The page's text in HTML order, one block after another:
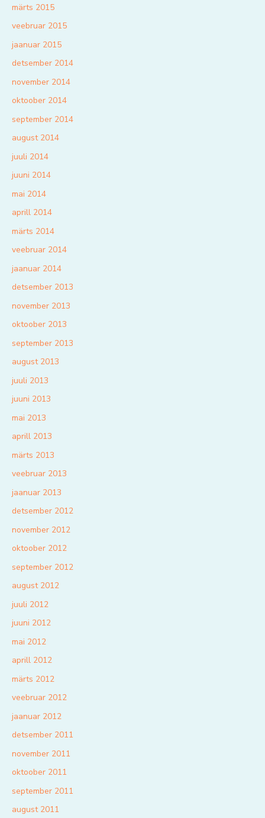
märts 2015
veebruar 2015
jaanuar 2015
detsember 2014
november 2014
oktoober 2014
september 2014
august 2014
juuli 2014
juuni 2014
mai 2014
aprill 2014
märts 2014
veebruar 2014
jaanuar 2014
detsember 2013
november 2013
oktoober 2013
september 2013
august 2013
juuli 2013
juuni 2013
mai 2013
aprill 2013
märts 2013
veebruar 2013
jaanuar 2013
detsember 2012
november 2012
oktoober 2012
september 2012
august 2012
juuli 2012
juuni 2012
mai 2012
aprill 2012
märts 2012
veebruar 2012
jaanuar 2012
detsember 2011
november 2011
oktoober 2011
september 2011
august 2011